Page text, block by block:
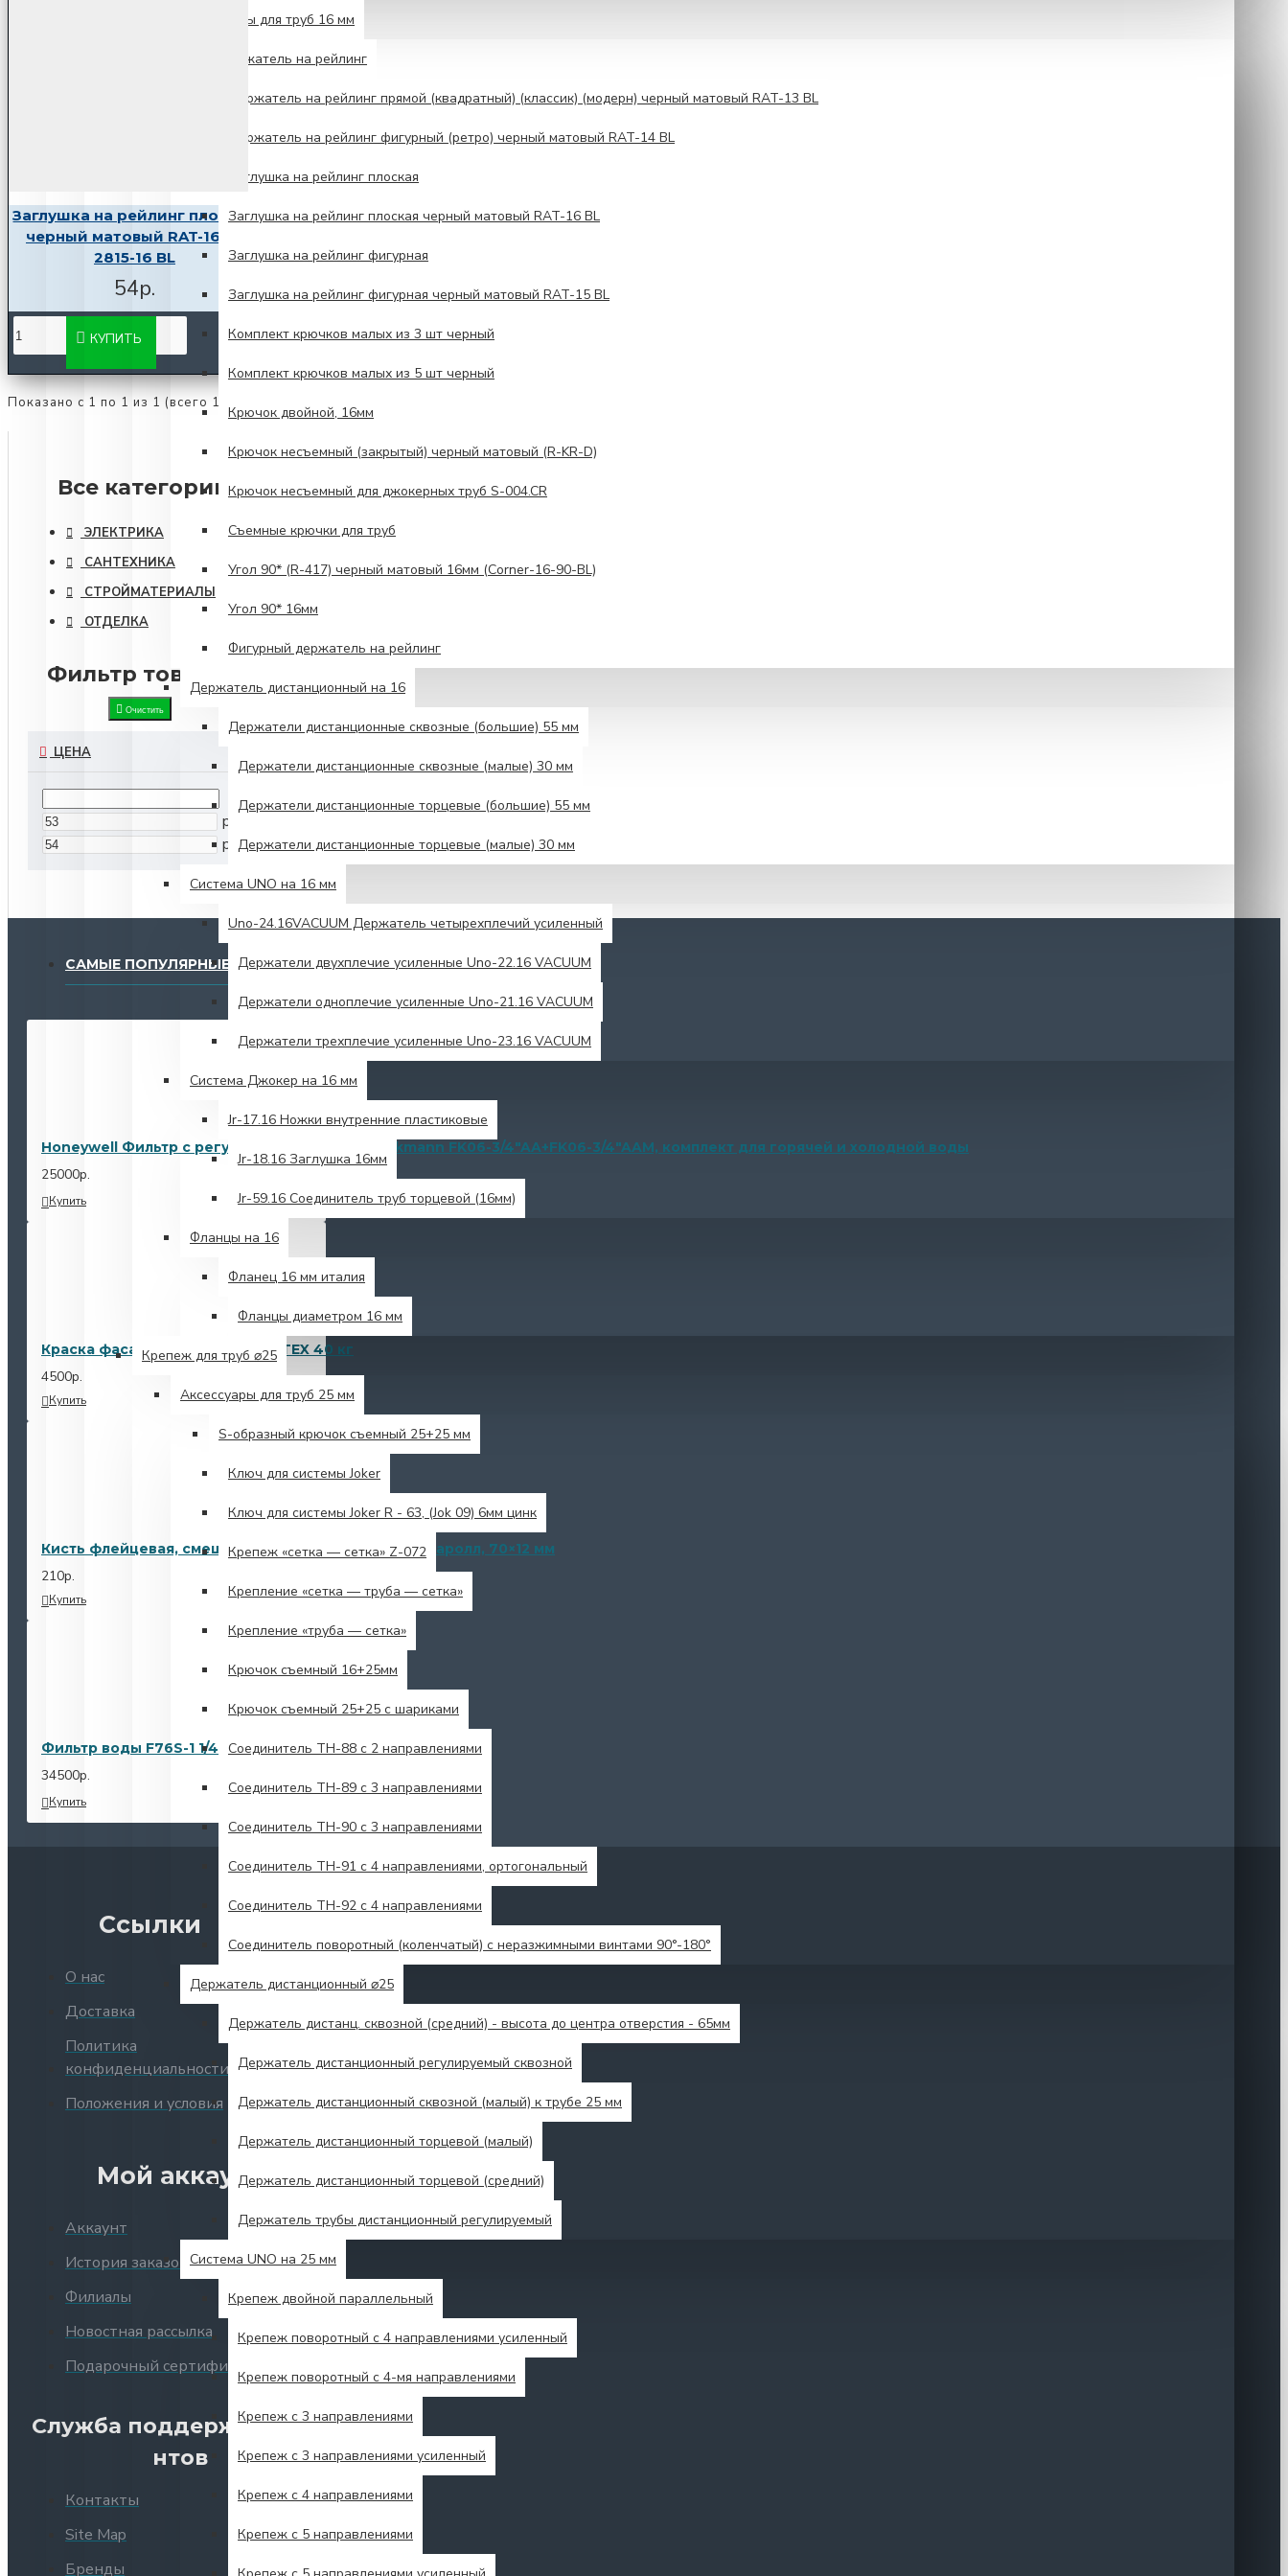
Аксессуары для труб 16 мм
Держатель на рейлинг
Держатель на рейлинг прямой (квадратный) (классик) (модерн) черный матовый RAT-13 BL
Держатель на рейлинг фигурный (ретро) черный матовый RAT-14 BL
Заглушка на рейлинг плоская
Заглушка на рейлинг плоская черный матовый RAT-16 BL
Заглушка на рейлинг фигурная
Заглушка на рейлинг фигурная черный матовый RAT-15 BL
Комплект крючков малых из 3 шт черный
Комплект крючков малых из 5 шт черный
Крючок двойной, 16мм
Крючок несъемный (закрытый) черный матовый (R-KR-D)
Крючок несъемный для джокерных труб S-004.CR
Съемные крючки для труб
Угол 90* (R-417) черный матовый 16мм (Corner-16-90-BL)
Угол 90* 16мм
Фигурный держатель на рейлинг
Держатель дистанционный на 16
Держатели дистанционные сквозные (большие) 55 мм
Держатели дистанционные сквозные (малые) 30 мм
Держатели дистанционные торцевые (большие) 55 мм
Держатели дистанционные торцевые (малые) 30 мм
Система UNO на 16 мм
Unо-24.16VACUUM Держатель четырехплечий усиленный
Держатели двухплечие усиленные Unо-22.16 VACUUM
Держатели одноплечие усиленные Uno-21.16 VACUUM
Держатели трехплечие усиленные Unо-23.16 VACUUM
Система Джокер на 16 мм
Jr-17.16 Ножки внутренние пластиковые
Jr-18.16 Заглушка 16мм
Jr-59.16 Соединитель труб торцевой (16мм)
Фланцы на 16
Фланец 16 мм италия
Фланцы диаметром 16 мм
Крепеж для труб ⌀25
Аксессуары для труб 25 мм
S-образный крючок съемный 25+25 мм
Ключ для системы Joker
Ключ для системы Joker R - 63, (Jok 09) 6мм цинк
Крепеж «сетка — сетка» Z-072
Крепление «сетка — труба — сетка»
Крепление «труба — сетка»
Крючок съемный 16+25мм
Крючок съемный 25+25 с шариками
Соединитель TH-88 с 2 направлениями
Соединитель TH-89 с 3 направлениями
Соединитель TH-90 с 3 направлениями
Соединитель TH-91 с 4 направлениями, ортогональный
Соединитель TH-92 с 4 направлениями
Соединитель поворотный (коленчатый) с неразжимными винтами 90°-180°
Держатель дистанционный ⌀25
Держатель дистанц. сквозной (средний) - высота до центра отверстия - 65мм
Держатель дистанционный регулируемый сквозной
Держатель дистанционный сквозной (малый) к трубе 25 мм
Держатель дистанционный торцевой (малый)
Держатель дистанционный торцевой (средний)
Держатель трубы дистанционный регулируемый
Система UNO на 25 мм
Крепеж двойной параллельный
Крепеж поворотный с 4 направлениями усиленный
Крепеж поворотный с 4-мя направлениями
Крепеж с 3 направлениями
Крепеж с 3 направлениями усиленный
Крепеж с 4 направлениями
Крепеж с 5 направлениями
Заглушка на рейлинг плоская
черный матовый RAT-16 BL
2815-16 BL
54р.
КУПИТЬ
Показано с 1 по 1 из 1 (всего 1 страниц)
Все категории
ЭЛЕКТРИКА
САНТЕХНИКА
СТРОЙМАТЕРИАЛЫ
ОТДЕЛКА
Фильтр товаров
Очистить
ЦЕНА
р.
р.
САМЫЕ ПОПУЛЯРНЫЕ
Honeywell Фильтр с регулятором/Resideo Braukmann FK06-3/4"AA+FK06-3/4"AAM, комплект для горячей и холодной воды
25000р.
Купить
Краска фасадная стандарт RULTEX 40 кг
4500р.
Купить
Кисть флейцевая, смещанная черная щетина, Делтаролл, 70×12 мм
210р.
Купить
Фильтр воды F76S-1 1/4"AA
34500р.
Купить
Ссылки
О нас
Доставка
Политика
конфиденциальности
Положения и условия
Мой аккаунт
Аккаунт
История заказов
Филиалы
Новостная рассылка
Подарочный сертификат
Служба поддержки клие
нтов
Контакты
Site Map
Бренды